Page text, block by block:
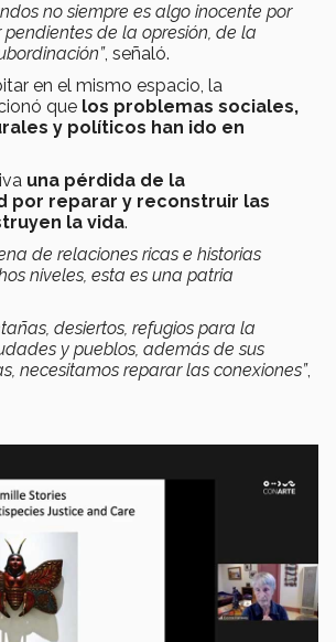
no siempre es algo inocente por
de la opresión, de la
, señaló.
en el mismo espacio, la
que los problemas sociales,
y políticos han ido en
una pérdida de la
por reparar y reconstruir las
la vida.
de relaciones ricas e historias
niveles, esta es una patria
desiertos, refugios para la
y pueblos, además de sus
necesitamos reparar las conexiones”,